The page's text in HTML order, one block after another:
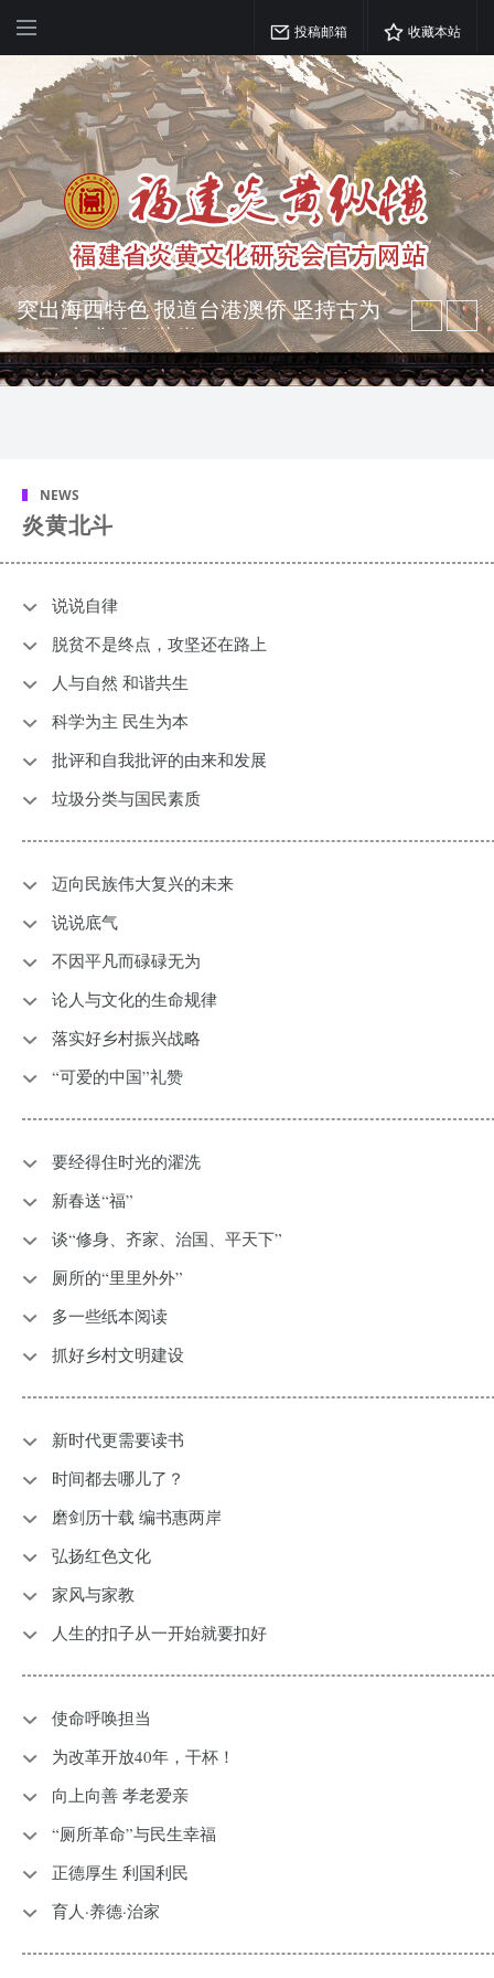
投稿邮箱 收藏本站
弘扬优秀文化 振奋民族精神 介绍民族
瑰宝 宣传中华精英
突出海西特色 报道台港澳侨 坚持古为
NEWS
炎黄北斗
说说自律
脱贫不是终点，攻坚还在路上
人与自然 和谐共生
科学为主 民生为本
​批评和自我批评的由来和发展
垃圾分类与国民素质
迈向民族伟大复兴的未来
说说底气
不因平凡而碌碌无为
论人与文化的生命规律
落实好乡村振兴战略
“可爱的中国”礼赞
​要经得住时光的濯洗
​新春送“福”
谈“修身、齐家、治国、平天下”
厕所的“里里外外”
多一些纸本阅读
抓好乡村文明建设
新时代更需要读书
时间都去哪儿了？
磨剑历十载 编书惠两岸
弘扬红色文化
家风与家教
人生的扣子从一开始就要扣好
使命呼唤担当
为改革开放40年，干杯！
向上向善 孝老爱亲
“厕所革命”与民生幸福
正德厚生 利国利民
育人·养德·治家